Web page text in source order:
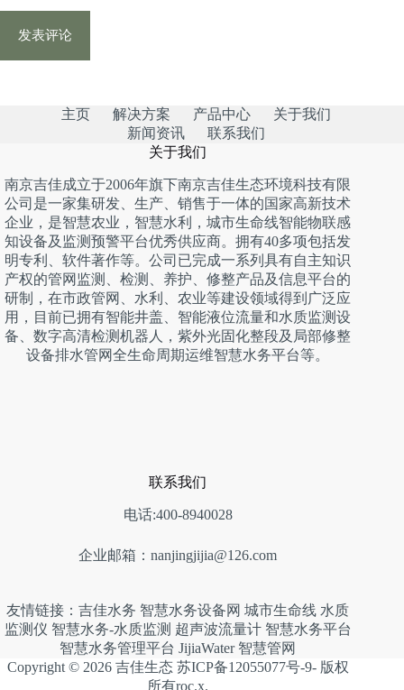
发表评论
主页 解决方案 产品中心
关于我们
新闻资讯
联系我们
关于我们
南京吉佳成立于2006年旗下南京吉佳生态环境科技有限
公司是一家集研发、生产、销售于一体的国家高新技术
企业，是智慧农业，智慧水利，城市生命线智能物联感
知设备及监测预警平台优秀供应商。拥有40多项包括发
明专利、软件著作等。公司已完成一系列具有自主知识
产权的管网监测、检测、养护、修整产品及信息平台的
研制，在市政管网、水利、农业等建设领域得到广泛应
用，目前已拥有智能井盖、智能液位流量和水质监测设
备、数字高清检测机器人，紫外光固化整段及局部修整
设备排水管网全生命周期运维智慧水务平台等。
联系我们
电话:400-8940028
企业邮箱：nanjingjijia@126.com
友情链接：吉佳水务 智慧水务设备网 城市生命线 水质
监测仪 智慧水务-水质监测 超声波流量计 智慧水务平台
智慧水务管理平台 JijiaWater 智慧管网
Copyright © 2026 吉佳生态 苏ICP备12055077号-9- 版权
所有roc.x.